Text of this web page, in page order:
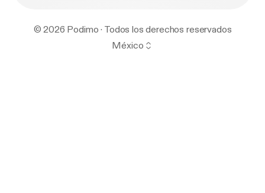
© 2026 Podimo · Todos los derechos reservados
México